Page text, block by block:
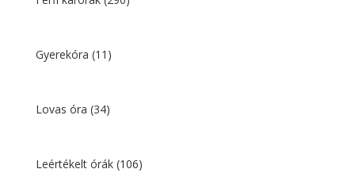
Gyerekóra (11)
Lovas óra (34)
Leértékelt órák (106)